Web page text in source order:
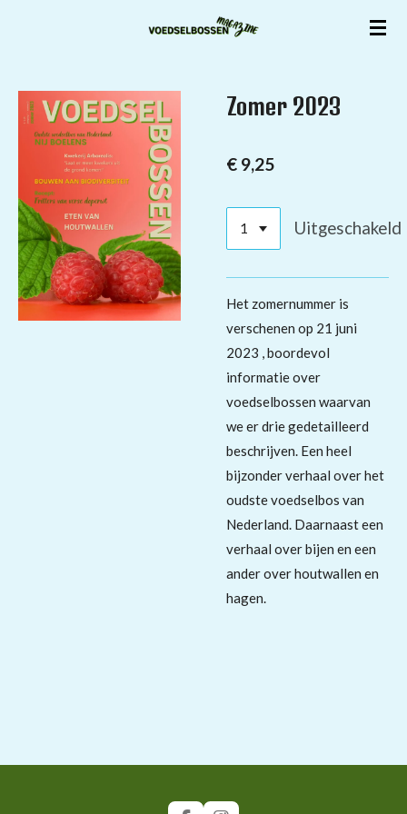
de
hoofdinhoud
Zomer 2023
€ 9,25
Uitgeschakeld
Het zomernummer is
verschenen op 21 juni
2023 , boordevol
informatie over
voedselbossen waarvan
we er drie gedetailleerd
beschrijven. Een heel
bijzonder verhaal over het
oudste voedselbos van
Nederland. Daarnaast een
verhaal over bijen en een
ander over houtwallen en
hagen.